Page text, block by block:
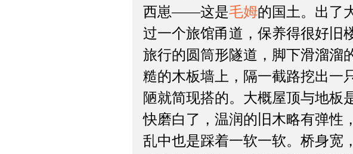
西崽——这是毛姆的国土。出了
过一个旅馆甬道，保养得很好
旅行的圆筒形隧道，脚下滑溜溜
糙的木板墙上，隔一截路挖出一
陋就简现搭的。大概屋顶与地板
快磨白了，温润的旧木略有弹性
乱中也是踩着一软一软。桥身宽